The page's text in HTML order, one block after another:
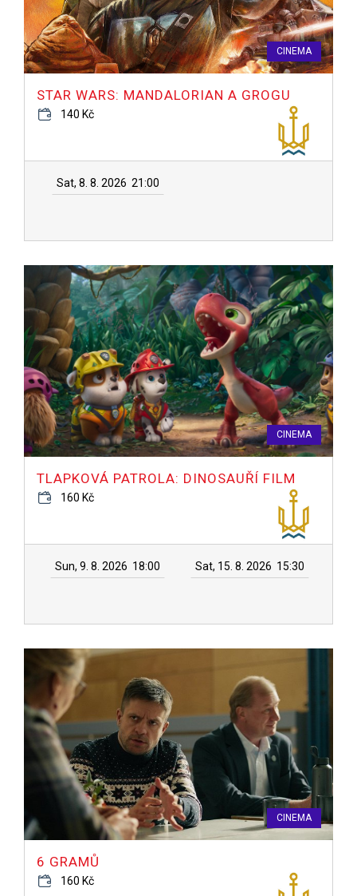
CINEMA
STAR WARS: MANDALORIAN A GROGU
140 Kč
Sat, 8. 8. 2026 21:00
CINEMA
TLAPKOVÁ PATROLA: DINOSAUŘÍ FILM
160 Kč
Sun, 9. 8. 2026 18:00 Sat, 15. 8. 2026 15:30
CINEMA
6 GRAMŮ
160 Kč